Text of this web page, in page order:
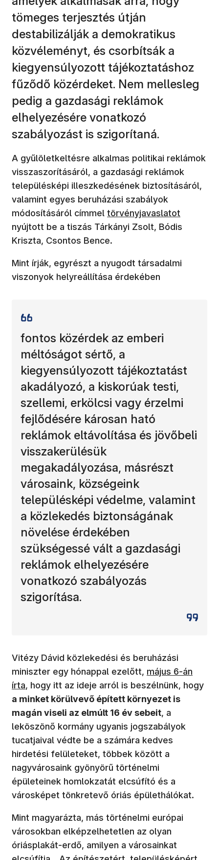
tömeges terjesztés útján
destabilizálják a demokratikus
közvéleményt, és csorbítsák a
kiegyensúlyozott tájékoztatáshoz
fűződő közérdeket. Nem mellesleg
pedig a gazdasági reklámok
elhelyezésére vonatkozó
szabályozást is szigorítaná.
A gyűlöletkeltésre alkalmas politikai reklámok
visszaszorításáról, a gazdasági reklámok
településképi illeszkedésének biztosításáról,
valamint egyes beruházási szabályok
módosításáról címmel (új ablakban nyílik meg)
törvényjavaslatot
nyújtott be a tiszás Tárkányi Zsolt, Bódis
Kriszta, Csontos Bence.
Mint írják, egyrészt a nyugodt társadalmi
viszonyok helyreállítása érdekében
fontos közérdek az emberi
méltóságot sértő, a
kiegyensúlyozott tájékoztatást
akadályozó, a kiskorúak testi,
szellemi, erkölcsi vagy érzelmi
fejlődésére károsan ható
reklámok eltávolítása és jövőbeli
visszakerülésük
megakadályozása, másrészt
városaink, községeink
településképi védelme, valamint
a közlekedés biztonságának
növelése érdekében
szükségessé vált a gazdasági
reklámok elhelyezésére
vonatkozó szabályozás
szigorítása.
Vitézy Dávid közlekedési és beruházási
miniszter egy hónappal ezelőtt, május 6-án
írta, hogy itt az ideje arról is beszélnünk, hogy
a minket körülvevő épített környezet is
magán viseli az elmúlt 16 év sebeit, a
leköszönő kormány ugyanis jogszabályok
tucatjaival védte be a számára kedves
hirdetési felületeket, többek között a
nagyvárosaink gyönyörű történelmi
épületeinek homlokzatát elcsúfító és a
városképet tönkretevő óriás épülethálókat.
Mint magyarázta, más történelmi európai
városokban elképzelhetetlen az olyan
óriásplakát-erdő, amilyen a városainkat